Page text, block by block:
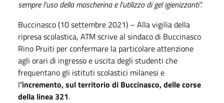
sempre l’uso della mascherina e l’utilizzo di gel igienizzanti”.
Buccinasco (10 settembre 2021) – Alla vigilia della
ripresa scolastica, ATM scrive al sindaco di Buccinasco
Rino Pruiti per confermare la particolare attenzione
agli orari di ingresso e uscita degli studenti che
frequentano gli istituti scolastici milanesi e
l’incremento, sul territorio di Buccinasco, delle corse
della linea 321.